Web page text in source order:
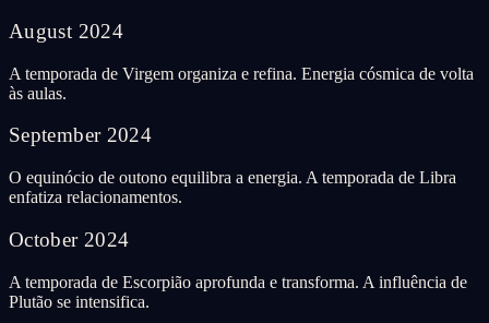
August 2024
A temporada de Virgem organiza e refina. Energia cósmica de volta
às aulas.
September 2024
O equinócio de outono equilibra a energia. A temporada de Libra
enfatiza relacionamentos.
October 2024
A temporada de Escorpião aprofunda e transforma. A influência de
Plutão se intensifica.